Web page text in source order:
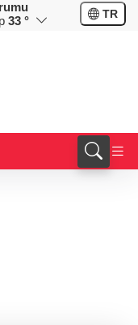
GBP
64,3972
33 ° TR